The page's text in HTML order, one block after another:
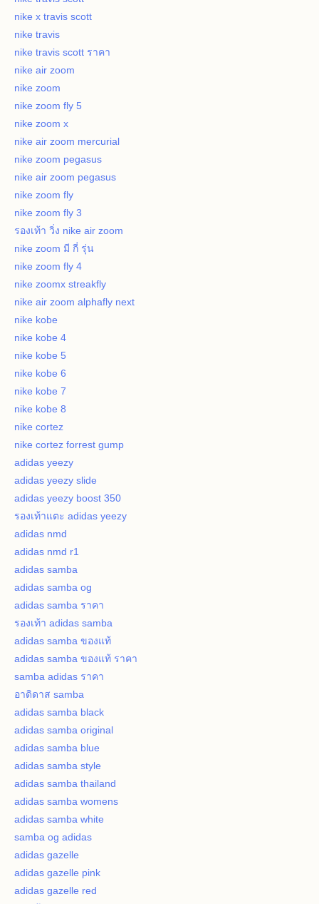
nike x travis scott
nike travis
nike travis scott ราคา
nike air zoom
nike zoom
nike zoom fly 5
nike zoom x
nike air zoom mercurial
nike zoom pegasus
nike air zoom pegasus
nike zoom fly
nike zoom fly 3
รองเท้า วิ่ง nike air zoom
nike zoom มี กี่ รุ่น
nike zoom fly 4
nike zoomx streakfly
nike air zoom alphafly next
nike kobe
nike kobe 4
nike kobe 5
nike kobe 6
nike kobe 7
nike kobe 8
nike cortez
nike cortez forrest gump
adidas yeezy
adidas yeezy slide
adidas yeezy boost 350
รองเท้าแตะ adidas yeezy
adidas nmd
adidas nmd r1
adidas samba
adidas samba og
adidas samba ราคา
รองเท้า adidas samba
adidas samba ของแท้
adidas samba ของแท้ ราคา
samba adidas ราคา
อาดิดาส samba
adidas samba black
adidas samba original
adidas samba blue
adidas samba style
adidas samba thailand
adidas samba womens
adidas samba white
samba og adidas
adidas gazelle
adidas gazelle pink
adidas gazelle red